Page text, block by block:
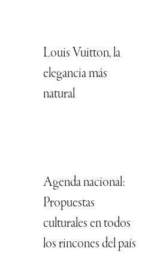
Louis Vuitton, la
elegancia más
natural
Agenda nacional:
Propuestas
culturales en todos
los rincones del país